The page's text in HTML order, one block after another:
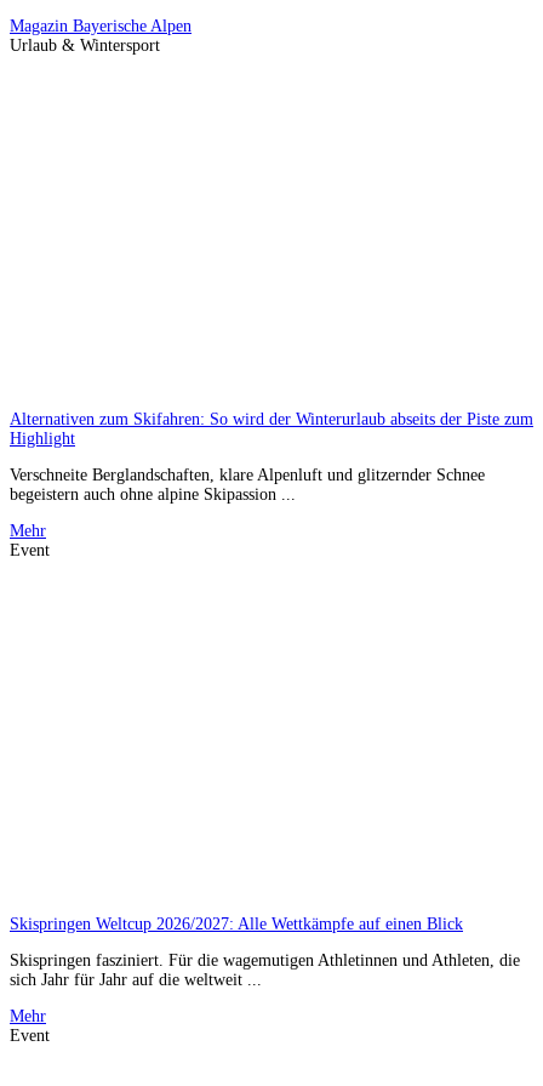
Magazin Bayerische Alpen
Urlaub & Wintersport
Alternativen zum Skifahren: So wird der Winterurlaub abseits der Piste zum
Highlight
Verschneite Berglandschaften, klare Alpenluft und glitzernder Schnee
begeistern auch ohne alpine Skipassion ...
Mehr
Event
Skispringen Weltcup 2026/2027: Alle Wettkämpfe auf einen Blick
Skispringen fasziniert. Für die wagemutigen Athletinnen und Athleten, die
sich Jahr für Jahr auf die weltweit ...
Mehr
Event